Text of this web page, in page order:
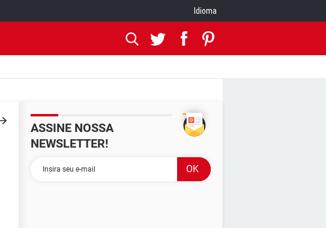
Idioma
ASSINE NOSSA
NEWSLETTER!